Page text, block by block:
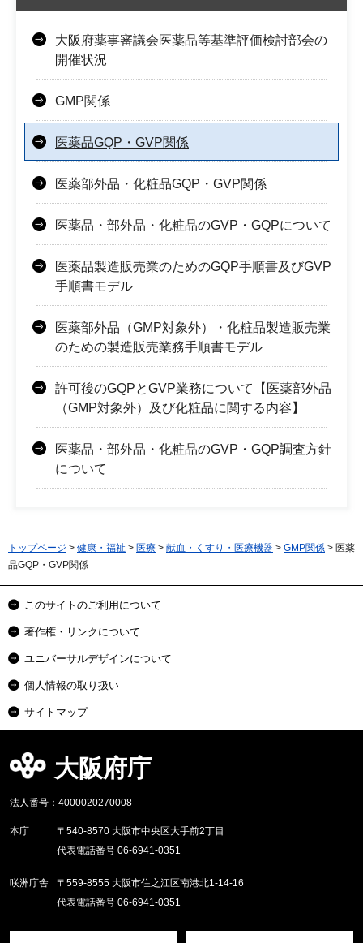
大阪府薬事審議会医薬品等基準評価検討部会の
開催状況
GMP関係
医薬品GQP・GVP関係
医薬部外品・化粧品GQP・GVP関係
医薬品・部外品・化粧品のGVP・GQPについて
医薬品製造販売業のためのGQP手順書及びGVP
手順書モデル
医薬部外品（GMP対象外）・化粧品製造販売業
のための製造販売業務手順書モデル
許可後のGQPとGVP業務について【医薬部外品
（GMP対象外）及び化粧品に関する内容】
医薬品・部外品・化粧品のGVP・GQP調査方針
について
トップページ > 健康・福祉 > 医療 > 献血・くすり・医療機器 > GMP関係 > 医薬
品GQP・GVP関係
このサイトのご利用について
著作権・リンクについて
ユニバーサルデザインについて
個人情報の取り扱い
サイトマップ
大阪府庁
法人番号：4000020270008
本庁
〒540-8570 大阪市中央区大手前2丁目
代表電話番号 06-6941-0351
咲洲庁舎
〒559-8555 大阪市住之江区南港北1-14-16
代表電話番号 06-6941-0351